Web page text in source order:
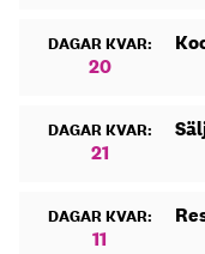
DAGAR KVAR:
20
DAGAR KVAR:
21
DAGAR KVAR:
11